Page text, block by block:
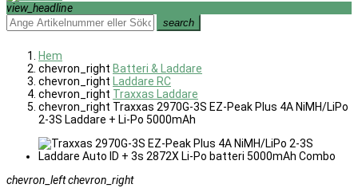
view_headline
search
Hem
chevron_right Batteri & Laddare
chevron_right
Laddare RC
chevron_right Traxxas Laddare
chevron_right Traxxas 2970G-3S EZ-Peak Plus 4A NiMH/LiPo
2-3S Laddare + Li-Po 5000mAh
chevron_leftchevron_right